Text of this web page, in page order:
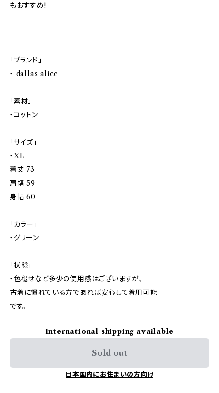
もおすすめ!
「ブランド」
・ dallas alice
「素材」
・コットン
「サイズ」
・XL
着丈 73
肩幅 59
身幅 60
「カラー」
・グリーン
「状態」
・色褪せなど多少の使用感はございますが、
古着に慣れている方であれば安心して着用可能
です。
International shipping available
Sold out
日本国内にお住まいの方向け